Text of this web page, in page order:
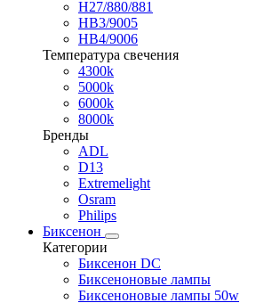
H27/880/881
HB3/9005
HB4/9006
Температура свечения
4300k
5000k
6000k
8000k
Бренды
ADL
D13
Extremelight
Osram
Philips
Биксенон
Категории
Биксенон DC
Биксеноновые лампы
Биксеноновые лампы 50w